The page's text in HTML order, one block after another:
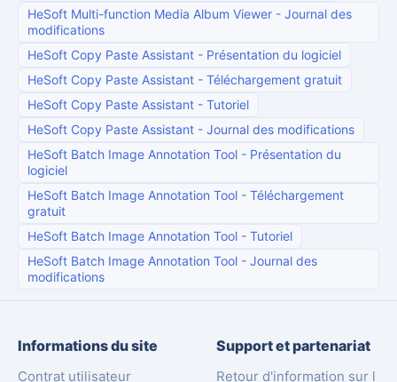
HeSoft Multi-function Media Album Viewer - Journal des
modifications
HeSoft Copy Paste Assistant - Présentation du logiciel
HeSoft Copy Paste Assistant - Téléchargement gratuit
HeSoft Copy Paste Assistant - Tutoriel
HeSoft Copy Paste Assistant - Journal des modifications
HeSoft Batch Image Annotation Tool - Présentation du
logiciel
HeSoft Batch Image Annotation Tool - Téléchargement
gratuit
HeSoft Batch Image Annotation Tool - Tutoriel
HeSoft Batch Image Annotation Tool - Journal des
modifications
Informations du site
Contrat utilisateur
Support et partenariat
Retour d'information sur l